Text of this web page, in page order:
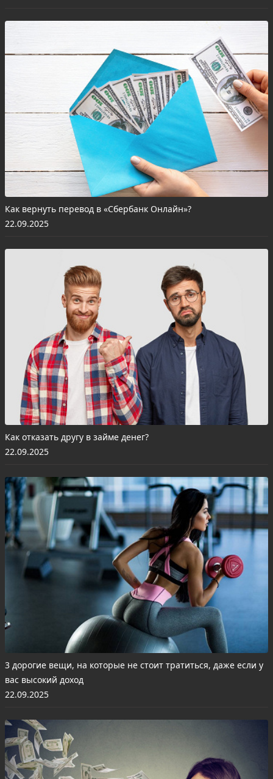
Как вернуть перевод в «Сбербанк Онлайн»?
22.09.2025
Как отказать другу в займе денег?
22.09.2025
3 дорогие вещи, на которые не стоит тратиться, даже если у
вас высокий доход
22.09.2025